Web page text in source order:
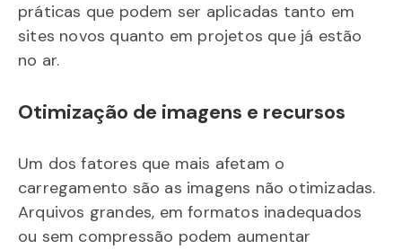
práticas que podem ser aplicadas tanto em
sites novos quanto em projetos que já estão
no ar.
Otimização de imagens e recursos
Um dos fatores que mais afetam o
carregamento são as imagens não otimizadas.
Arquivos grandes, em formatos inadequados
ou sem compressão podem aumentar